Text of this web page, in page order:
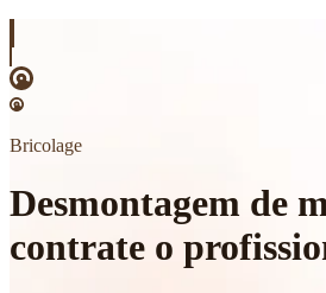
Bricolage
Desmontagem de
contrate o